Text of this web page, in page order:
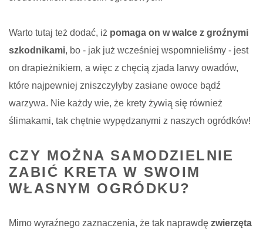
Warto tutaj też dodać, iż pomaga on w walce z groźnymi
szkodnikami, bo - jak już wcześniej wspomnieliśmy - jest
on drapieżnikiem, a więc z chęcią zjada larwy owadów,
które najpewniej zniszczyłyby zasiane owoce bądź
warzywa. Nie każdy wie, że krety żywią się również
ślimakami, tak chętnie wypędzanymi z naszych ogródków!
CZY MOŻNA SAMODZIELNIE
ZABIĆ KRETA W SWOIM
WŁASNYM OGRÓDKU?
Mimo wyraźnego zaznaczenia, że tak naprawdę zwierzęta